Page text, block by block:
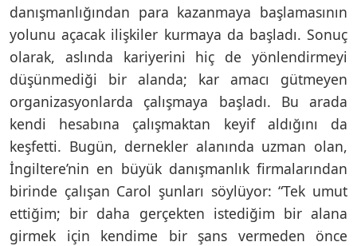
danışmanlığından para kazanmaya başlamasının
yolunu açacak ilişkiler kurmaya da başladı. Sonuç
olarak, aslında kariyerini hiç de yönlendirmeyi
düşünmediği bir alanda; kar amacı gütmeyen
organizasyonlarda çalışmaya başladı. Bu arada
kendi hesabına çalışmaktan keyif aldığını da
keşfetti. Bugün, dernekler alanında uzman olan,
İngiltere’nin en büyük danışmanlık firmalarından
birinde çalışan Carol şunları söylüyor: “Tek umut
ettiğim; bir daha gerçekten istediğim bir alana
girmek için kendime bir şans vermeden önce